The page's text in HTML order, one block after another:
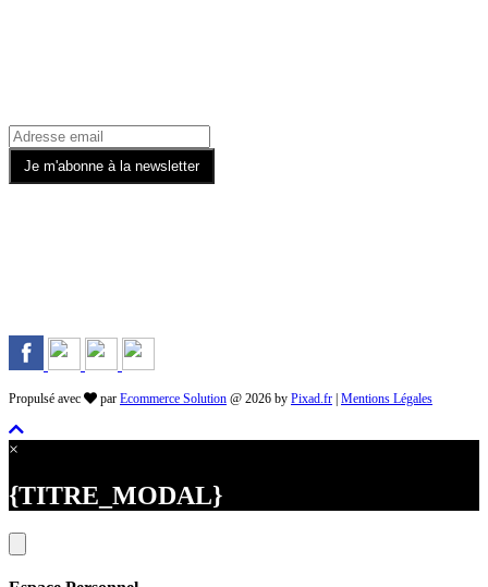
Propulsé avec par Ecommerce Solution @ 2026 by Pixad.fr Mentions Légales
×
{TITRE_MODAL}